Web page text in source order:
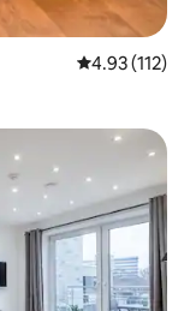
평점 4.93점(5
4.93 (112)